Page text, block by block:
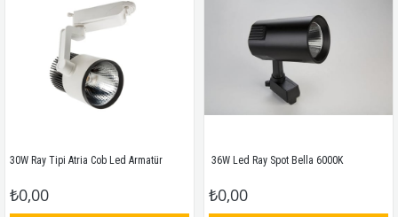
30W Ray Tipi Atria Cob Led Armatür
₺0,00
36W Led Ray Spot Bella 6000K
₺0,00